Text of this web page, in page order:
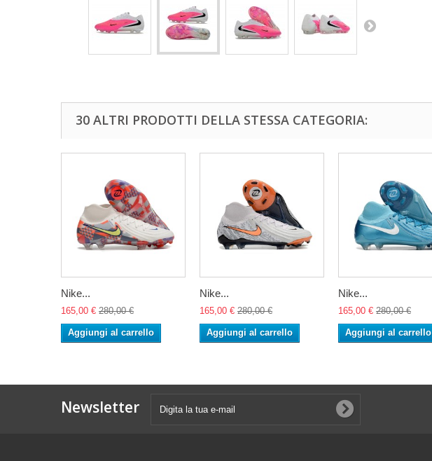
30 ALTRI PRODOTTI DELLA STESSA CATEGORIA:
Nike...
165,00 € 280,00 €
Aggiungi al carrello
Nike...
165,00 € 280,00 €
Aggiungi al carrello
Nike...
165,00 € 280,00 €
Aggiungi al carrello
Newsletter